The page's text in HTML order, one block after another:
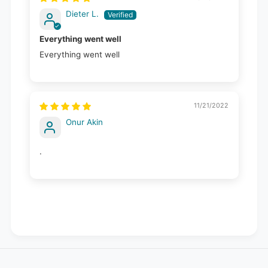
Dieter L.
Everything went well
Everything went well
11/21/2022
Onur Akin
.